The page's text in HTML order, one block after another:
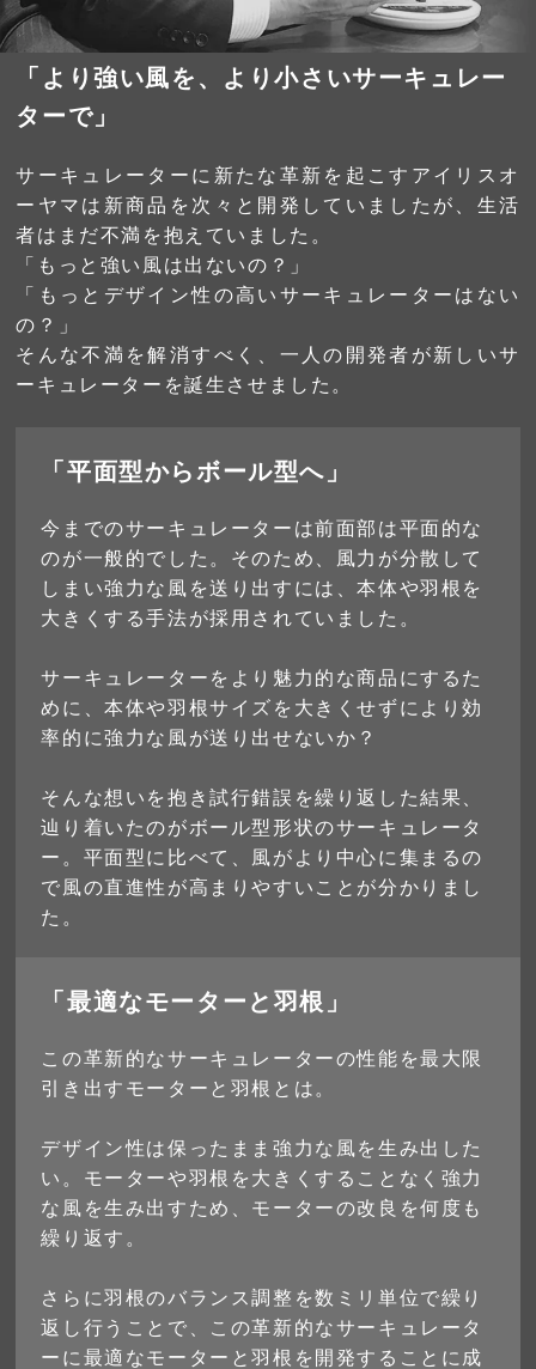
「より強い風を、 より小さいサーキュレー
ターで」
サーキュレーターに新たな革新を起こすアイリスオ
ーヤマは新商品を次々と開発していましたが、生活
者はまだ不満を抱えていました。
「もっと強い風は出ないの？」
「もっとデザイン性の高いサーキュレーターはない
の？」
そんな不満を解消すべく、一人の開発者が新しいサ
ーキュレーターを誕生させました。
「平面型からボール型へ」
今までのサーキュレーターは前面部は平面的な
のが一般的でした。そのため、風力が分散して
しまい強力な風を送り出すには、本体や羽根を
大きくする手法が採用されていました。
サーキュレーターをより魅力的な商品にするた
めに、本体や羽根サイズを大きくせずにより効
率的に強力な風が送り出せないか？
そんな想いを抱き試行錯誤を繰り返した結果、
辿り着いたのがボール型形状のサーキュレータ
ー。平面型に比べて、風がより中心に集まるの
で風の直進性が高まりやすいことが分かりまし
た。
「最適なモーターと羽根」
この革新的なサーキュレーターの性能を最大限
引き出すモーターと羽根とは。
デザイン性は保ったまま強力な風を生み出した
い。モーターや羽根を大きくすることなく強力
な風を生み出すため、モーターの改良を何度も
繰り返す。
さらに羽根のバランス調整を数ミリ単位で繰り
返し行うことで、この革新的なサーキュレータ
ーに最適なモーターと羽根を開発することに成